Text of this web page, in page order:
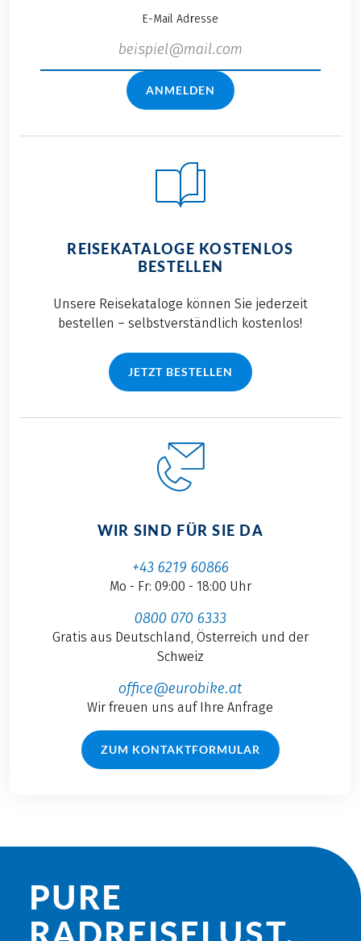
E-Mail Adresse
ANMELDEN
REISEKATALOGE KOSTENLOS
BESTELLEN
Unsere Reisekataloge können Sie jederzeit
bestellen – selbstverständlich kostenlos!
JETZT BESTELLEN
WIR SIND FÜR SIE DA
+43 6219 60866
Mo - Fr: 09:00 - 18:00 Uhr
0800 070 6333
Gratis aus Deutschland, Österreich und der
Schweiz
office@eurobike.at
Wir freuen uns auf Ihre Anfrage
ZUM KONTAKTFORMULAR
PURE